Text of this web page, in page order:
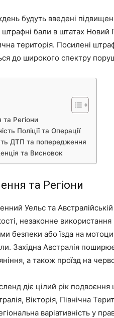
будуть введені
бали в штатах Новий
територія. Посилені
до широкого спектру
Регіони
Поліції та Операції
ДТП та попередження
та Висновок
та Регіони
Уельс та Австралійській
незаконне використання
безпеки або їзда на
Західна Австралія
а також проїзд на
діє цілий рік
Вікторія, Північна
варіативність у